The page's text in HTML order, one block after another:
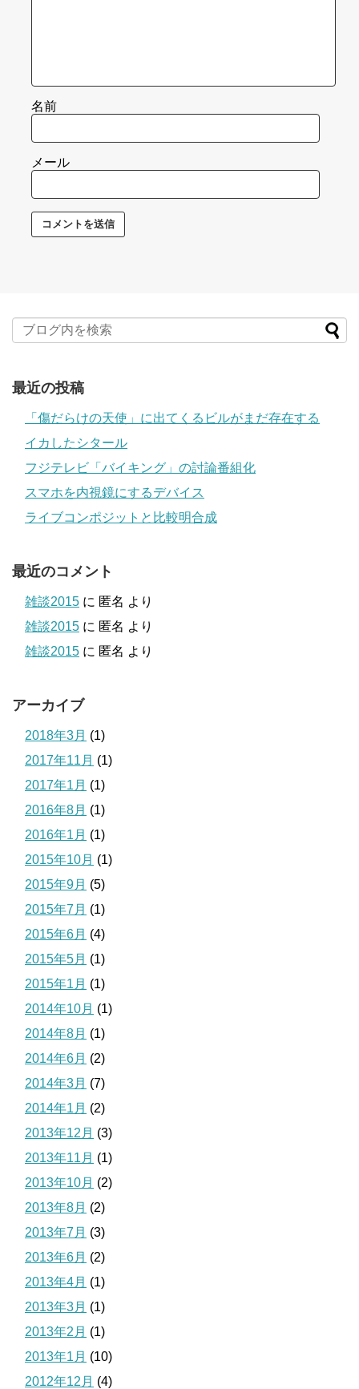
名前
メール
最近の投稿
「傷だらけの天使」に出てくるビルがまだ存在する
イカしたシタール
フジテレビ「バイキング」の討論番組化
スマホを内視鏡にするデバイス
ライブコンポジットと比較明合成
最近のコメント
雑談2015 に 匿名 より
雑談2015 に 匿名 より
雑談2015 に 匿名 より
アーカイブ
2018年3月 (1)
2017年11月 (1)
2017年1月 (1)
2016年8月 (1)
2016年1月 (1)
2015年10月 (1)
2015年9月 (5)
2015年7月 (1)
2015年6月 (4)
2015年5月 (1)
2015年1月 (1)
2014年10月 (1)
2014年8月 (1)
2014年6月 (2)
2014年3月 (7)
2014年1月 (2)
2013年12月 (3)
2013年11月 (1)
2013年10月 (2)
2013年8月 (2)
2013年7月 (3)
2013年6月 (2)
2013年4月 (1)
2013年3月 (1)
2013年2月 (1)
2013年1月 (10)
2012年12月 (4)